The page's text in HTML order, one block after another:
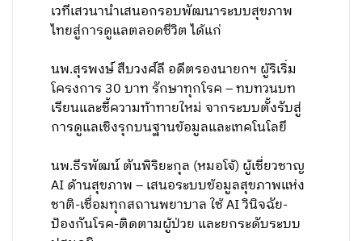
เวทีเสวนานำเสนอกรอบพัฒนาระบบสุขภาพ
ไทยสู่การดูแลตลอดชีวิต ได้แก่
นพ.สุรพงษ์ สืบวงศ์ลี อดีตรองนายกฯ ผู้ริเริ่ม
โครงการ 30 บาท รักษาทุกโรค – ทบทวนบท
เรียนและชี้ความท้าทายใหม่ จากระบบตั้งรับสู่
การดูแลเชิงรุกบนฐานข้อมูลและเทคโนโลยี
นพ.ธีรพัฒน์ ตันพิริยะกุล (หมอโจ้) ผู้เชี่ยวชาญ
AI ด้านสุขภาพ – เสนอระบบข้อมูลสุขภาพแห่ง
ชาติ-เชื่อมทุกสถานพยาบาล ใช้ AI วินิจฉัย-
ป้องกันโรค-ติดตามผู้ป่วย และยกระดับระบบ